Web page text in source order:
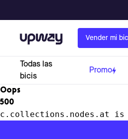
Upway Vender mi
Todas las
bicis
Promo
Oops
500
c.collections.nodes.at